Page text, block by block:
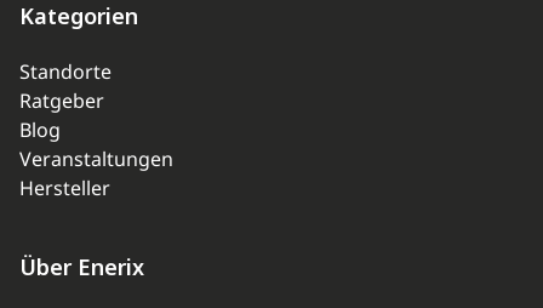
Kategorien
Standorte
Ratgeber
Blog
Veranstaltungen
Hersteller
Über Enerix